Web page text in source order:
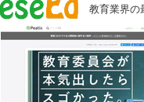
教育業界の